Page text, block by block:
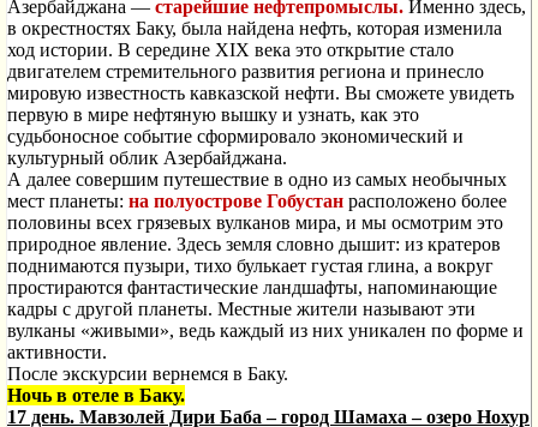
Азербайджана — старейшие нефтепромыслы. Именно здесь,
в окрестностях Баку, была найдена нефть, которая изменила
ход истории. В середине XIX века это открытие стало
двигателем стремительного развития региона и принесло
мировую известность кавказской нефти. Вы сможете увидеть
первую в мире нефтяную вышку и узнать, как это
судьбоносное событие сформировало экономический и
культурный облик Азербайджана.
А далее совершим путешествие в одно из самых необычных
мест планеты: на полуострове Гобустан расположено более
половины всех грязевых вулканов мира, и мы осмотрим это
природное явление. Здесь земля словно дышит: из кратеров
поднимаются пузыри, тихо булькает густая глина, а вокруг
простираются фантастические ландшафты, напоминающие
кадры с другой планеты. Местные жители называют эти
вулканы «живыми», ведь каждый из них уникален по форме и
активности.
После экскурсии вернемся в Баку.
Ночь в отеле в Баку.
17 день. Мавзолей Дири Баба – город Шамаха – озеро Нохур